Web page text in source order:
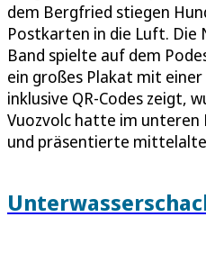
dem Bergfried stiegen
Postkarten in die Luft. Die
Band spielte auf dem
ein großes Plakat mit
inklusive QR-Codes zeigt,
Vuozvolc hatte im
und präsentierte